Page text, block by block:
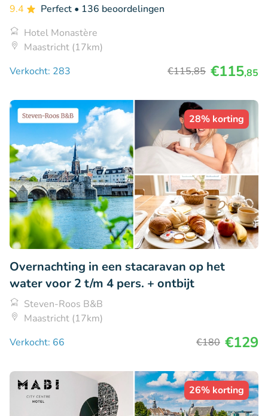
9.4 Perfect • 136 beoordelingen
Hotel Monastère
Maastricht (17km)
Verkocht: 283
€115,85 €115,85
28% korting
Overnachting in een stacaravan op het
water voor 2 t/m 4 pers. + ontbijt
Steven-Roos B&B
Maastricht (17km)
Verkocht: 66
€180 €129
26% korting